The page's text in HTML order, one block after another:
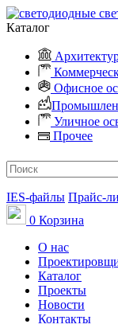
Каталог
Офисное
Уличное
Прочее
IES-файлы Прайс-
0 Корзина
О нас
Каталог
Проекты
Новости
Контакты